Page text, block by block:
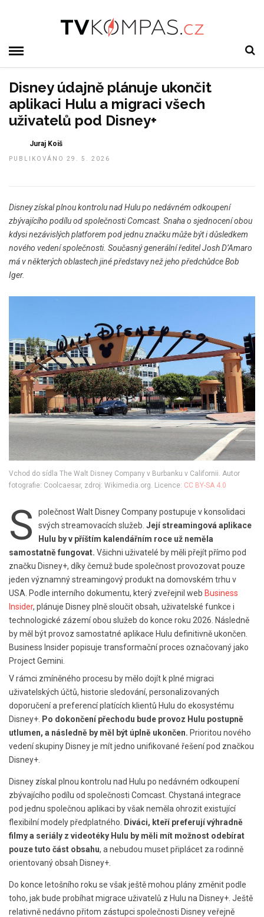
Disney údajně plánuje ukončit
aplikaci Hulu a migraci všech
uživatelů pod Disney+
Juraj Koiš
PUBLIKOVÁNO 29. 5. 2026
Disney získal plnou kontrolu nad Hulu po nedávném odkoupení
zbývajícího podílu od společnosti Comcast. Snaha o sjednocení obou
kdysi nezávislých platforem pod jednu značku může být i důsledkem
nového vedení společnosti. Současný generální ředitel Josh D’Amaro
má v některých oblastech jiné představy než jeho předchůdce Bob
Iger.
Vchod do sídla The Walt Disney Company v Burbanku v Californii. Autor
fotografie: Coolcaesar, zdroj: Wikimedia.org. Licence: CC BY-SA 4.0
S
polečnost Walt Disney Company postupuje v konsolidaci
svých streamovacích služeb. Její streamingová aplikace
Hulu by v příštím kalendářním roce už neměla
samostatně fungovat. Všichni uživatelé by měli přejít přímo pod
značku Disney+, díky čemuž bude společnost provozovat pouze
jeden významný streamingový produkt na domovském trhu v
USA. Podle interního dokumentu, který zveřejnil web Business
Insider, plánuje Disney plně sloučit obsah, uživatelské funkce i
technologické zázemí obou služeb do konce roku 2026. Následně
by měl být provoz samostatné aplikace Hulu definitivně ukončen.
Business Insider popisuje transformační proces označovaný jako
Project Gemini.
V rámci zmíněného procesu by mělo dojít k plné migraci
uživatelských účtů, historie sledování, personalizovaných
doporučení a preferencí platících klientů Hulu do ekosystému
Disney+. Po dokončení přechodu bude provoz Hulu postupně
utlumen, a následně by měl být úplně ukončen. Prioritou nového
vedení skupiny Disney je mít jedno unifikované řešení pod značkou
Disney+.
Disney získal plnou kontrolu nad Hulu po nedávném odkoupení
zbývajícího podílu od společnosti Comcast. Chystaná integrace
pod jednu společnou aplikaci by však neměla ohrozit existující
flexibilní modely předplatného.
Diváci, kteří preferují výhradně
filmy a seriály z videotéky Hulu by měli mít možnost odebírat
pouze tuto část obsahu, a nebudou muset připlácet za rodinně
orientovaný obsah Disney+.
Do konce letošního roku se však ještě mohou plány změnit podle
toho, jak bude probíhat migrace uživatelů z Hulu na Disney+. Ještě
relativně nedávno přitom zástupci společnosti Disney veřejně